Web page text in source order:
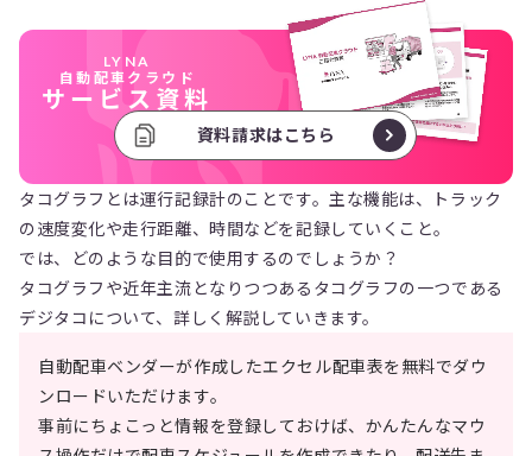
LYNA
自動配車クラウド
サービス資料
資料請求はこちら
タコグラフとは運行記録計のことです。主な機能は、トラック
の速度変化や走行距離、時間などを記録していくこと。
では、どのような目的で使用するのでしょうか？
タコグラフや近年主流となりつつあるタコグラフの一つである
デジタコについて、詳しく解説していきます。
自動配車ベンダーが作成したエクセル配車表を無料でダウ
ンロードいただけます。
事前にちょこっと情報を登録しておけば、かんたんなマウ